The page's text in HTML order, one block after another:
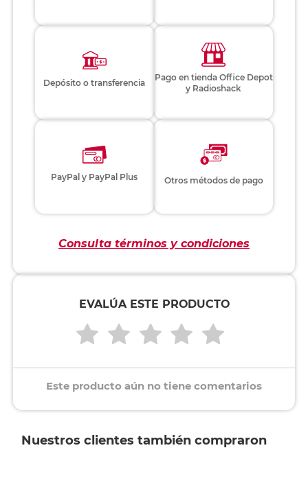
Depósito o transferencia
Pago en tienda Office Depot
y Radioshack
PayPal y PayPal Plus Otros métodos de pago
Consulta términos y condiciones
EVALÚA ESTE PRODUCTO
Este producto aún no tiene comentarios
Nuestros clientes también compraron